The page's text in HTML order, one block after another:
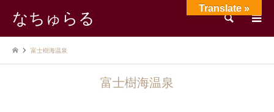
なちゅらる 検索
富士樹海温泉
富士樹海温泉
Translate »